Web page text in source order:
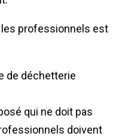
professionnels est
de déchetterie
qui ne doit pas
doivent